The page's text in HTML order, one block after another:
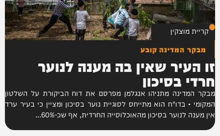
קריית מוצקין
מבקר המדינה קובע
זו העיר שאין בה מענה לנוער
חרדי בסיכון
מבקר המדינה מתניהו אנגלמן מפרסם את דוח הביקורת על השלטון
המקומי • בדו"ח הוא מתייחס לסוגיית נוער בסיכון ומציין כי בעיר ערד
אין מענה לנוער בסיכון מהאוכלוסייה החרדית, אף שכ-60%...